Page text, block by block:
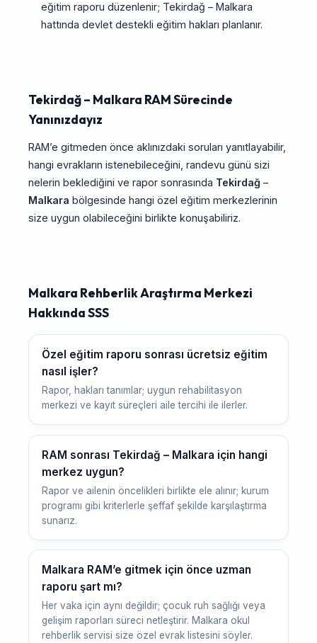
eğitim raporu düzenlenir; Tekirdağ – Malkara
hattında devlet destekli eğitim hakları planlanır.
Tekirdağ – Malkara RAM Sürecinde
Yanınızdayız
RAM’e gitmeden önce aklınızdaki soruları yanıtlayabilir,
hangi evrakların istenebileceğini, randevu günü sizi
nelerin beklediğini ve rapor sonrasında Tekirdağ –
Malkara bölgesinde hangi özel eğitim merkezlerinin
size uygun olabileceğini birlikte konuşabiliriz.
Malkara Rehberlik Araştırma Merkezi
Hakkında SSS
Özel eğitim raporu sonrası ücretsiz eğitim
nasıl işler?
Rapor, hakları tanımlar; uygun rehabilitasyon
merkezi ve kayıt süreçleri aile tercihi ile ilerler.
RAM sonrası Tekirdağ – Malkara için hangi
merkez uygun?
Rapor ve ailenin öncelikleri birlikte ele alınır; kurum
programı gibi kriterlerle şeffaf şekilde karşılaştırma
sunarız.
Malkara RAM’e gitmek için önce uzman
raporu şart mı?
Her vaka için aynı değildir; çocuk ruh sağlığı veya
gelişim raporları süreci netleştirir. Malkara okul
rehberlik servisi size özel evrak listesini söyler.